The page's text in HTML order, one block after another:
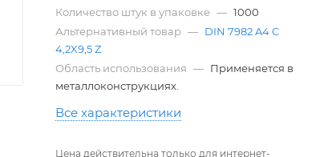
Количество штук в упаковке — 1000
Альтернативный товар — DIN 7982 A4 C
4,2X9,5 Z
Область использования — Применяется в
металлоконструкциях.
Все характеристики
Цена действительна только для интернет-